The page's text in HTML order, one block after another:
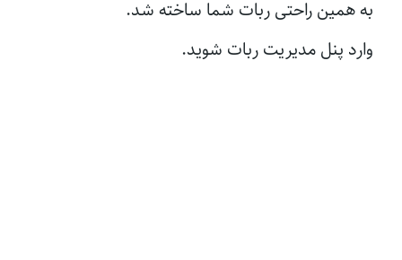
به همین راحتی ربات شما ساخته شد.
وارد پنل مدیریت ربات شوید.